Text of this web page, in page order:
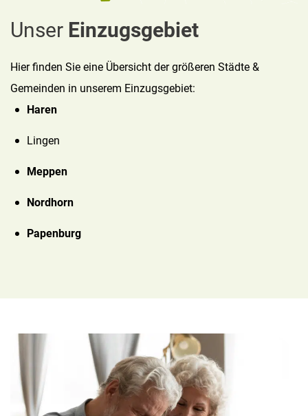
Unser Einzugsgebiet
Hier finden Sie eine Übersicht der größeren Städte &
Gemeinden in unserem Einzugsgebiet:
Haren
Lingen
Meppen
Nordhorn
Papenburg